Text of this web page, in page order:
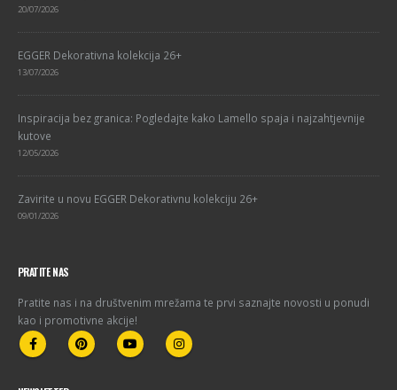
20/07/2026
EGGER Dekorativna kolekcija 26+
13/07/2026
Inspiracija bez granica: Pogledajte kako Lamello spaja i najzahtjevnije
kutove
12/05/2026
Zavirite u novu EGGER Dekorativnu kolekciju 26+
09/01/2026
PRATITE NAS
Pratite nas i na društvenim mrežama te prvi saznajte novosti u ponudi
kao i promotivne akcije!